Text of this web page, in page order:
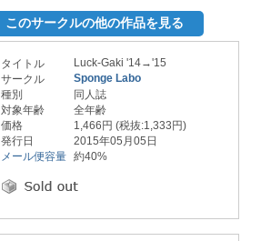
このサークルの他の作品を見る
タイトル
Luck-Gaki '14→'15
サークル
Sponge Labo
種別
同人誌
対象年齢
全年齢
価格
1,466円 (税抜:1,333円)
発行日
2015年05月05日
メール便容量 約40%